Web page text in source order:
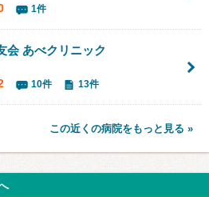
1件
会 あべクリニック
10件 13件
この近くの病院をもっと見る »